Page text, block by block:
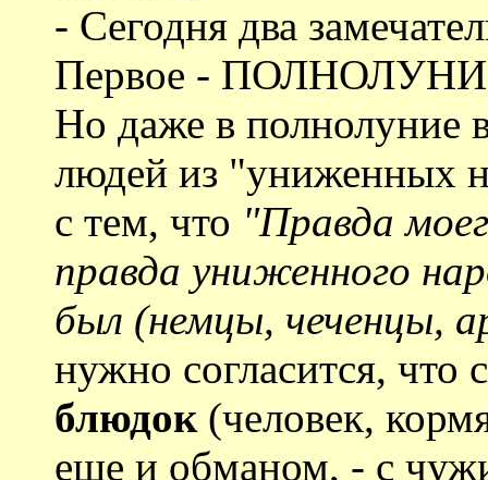
- Сегодня два
Первое -
Но даже в полнолуние
людей из "униженных
с тем, что "Правда
правда униженного
был (немцы, чеченцы,
нужно согласится,
блюдок(человек,
еще и обманом, - с